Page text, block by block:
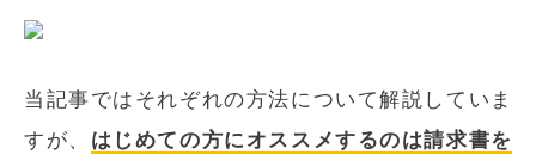
当記事ではそれぞれの方法について解説していま
すが、 はじめての方にオススメするのは請求書を